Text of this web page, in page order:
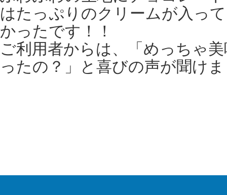
はたっぷりのクリームが入っ
かったです！！
ご利用者からは、「めっちゃ
ったの？」と喜びの声が聞け